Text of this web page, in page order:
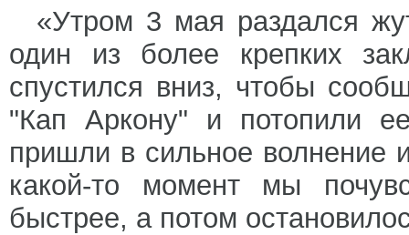
«Утром 3 мая раздался
один из более крепких
спустился вниз, чтобы
"Кап Аркону" и потопили
пришли в сильное волнение
какой-то момент мы
быстрее, а потом